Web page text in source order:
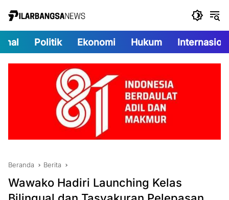
Politik Ekonomi Hukum
Beranda Berita
Wawako Hadiri Launching Kelas